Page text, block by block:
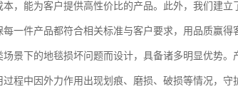
，能为客户提供高性价比的产品。此外，我们建
一件产品都符合相关标准与客户要求，用品质赢得
景下的地毯损坏问题而设计，具备诸多明显优势
程中因外力作用出现划痕、磨损、破损等情况，